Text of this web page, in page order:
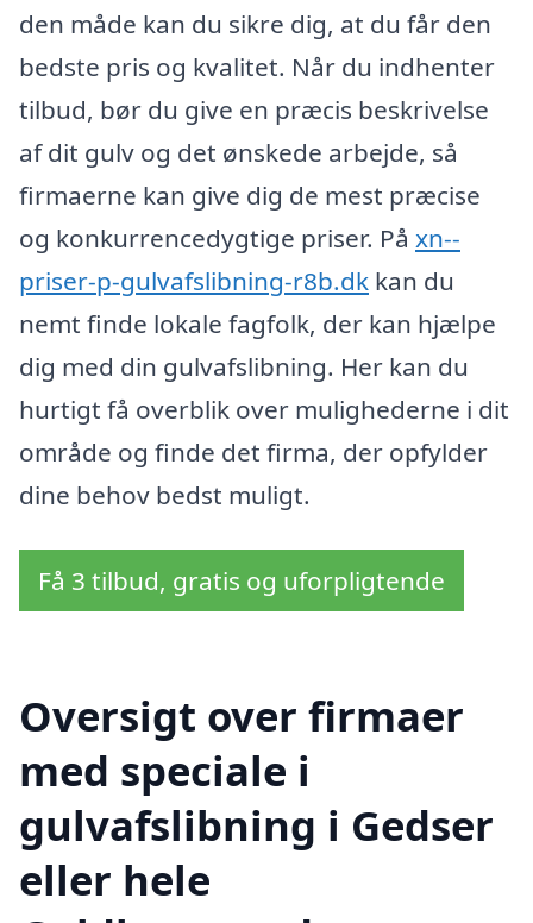
den måde kan du sikre dig, at du får den
bedste pris og kvalitet. Når du indhenter
tilbud, bør du give en præcis beskrivelse
af dit gulv og det ønskede arbejde, så
firmaerne kan give dig de mest præcise
og konkurrencedygtige priser. På xn--
priser-p-gulvafslibning-r8b.dk kan du
nemt finde lokale fagfolk, der kan hjælpe
dig med din gulvafslibning. Her kan du
hurtigt få overblik over mulighederne i dit
område og finde det firma, der opfylder
dine behov bedst muligt.
Få 3 tilbud, gratis og uforpligtende
Oversigt over firmaer
med speciale i
gulvafslibning i Gedser
eller hele